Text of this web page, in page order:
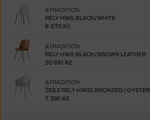
RELY HW6, BLACK/WHITE
&TRADITION
6 670 Kč
RELY HW9, BLACK/BROWN LEATHER
&TRADITION
20 681 Kč
ŽIDLE RELY HW33, BRONZED / OYSTER
&TRADITION
7 380 Kč